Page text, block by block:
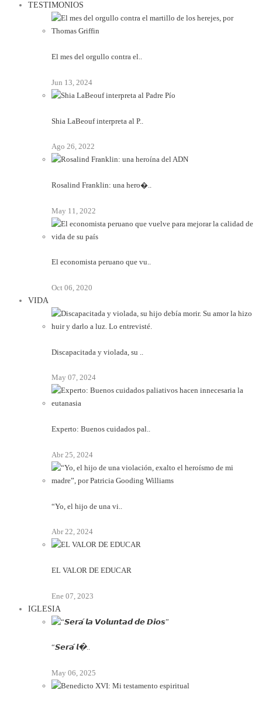
TESTIMONIOS
El mes del orgullo contra el..
Jun 13, 2024
Shia LaBeouf interpreta al P..
Ago 26, 2022
Rosalind Franklin: una hero�..
May 11, 2022
El economista peruano que vu..
Oct 06, 2020
VIDA
Discapacitada y violada, su ..
May 07, 2024
Experto: Buenos cuidados pal..
Abr 25, 2024
“Yo, el hijo de una vi..
Abr 22, 2024
EL VALOR DE EDUCAR
Ene 07, 2023
IGLESIA
“𝙎𝙚𝙧𝙖́ 𝙡�..
May 06, 2025